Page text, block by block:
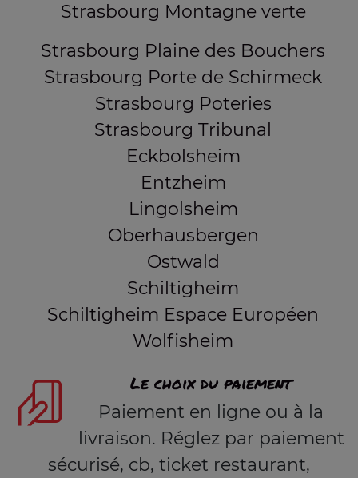
Strasbourg Montagne verte
Strasbourg Plaine des Bouchers
Strasbourg Porte de Schirmeck
Strasbourg Poteries
Strasbourg Tribunal
Eckbolsheim
Entzheim
Lingolsheim
Oberhausbergen
Ostwald
Schiltigheim
Schiltigheim Espace Européen
Wolfisheim
Le choix du paiement
Paiement en ligne ou à la
livraison. Réglez par paiement
sécurisé, cb, ticket restaurant,